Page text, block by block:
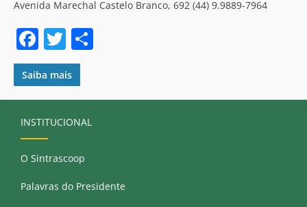
Avenida Marechal Castelo Branco, 692 (44) 9.9889-7964
F
a
c
e
b
o
o
k
T
w
itt
er e
Saiba mais
INSTITUCIONAL
O Sintrascoop
Palavras do Presidente